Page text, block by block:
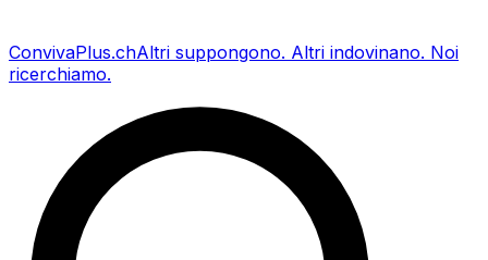
ConvivaPlus.chAltri suppongono. Altri indovinano. Noi
ricerchiamo.